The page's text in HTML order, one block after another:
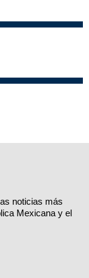
noticias más
Mexicana y el